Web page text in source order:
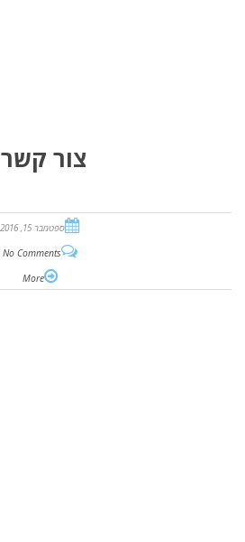
צור קשר
ספטמבר 15, 2016
No Comments
More